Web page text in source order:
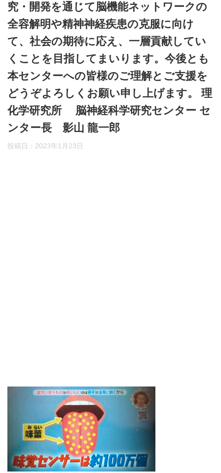
究・開発を通じて脳機能ネットワークの
全容解明や精神神経疾患の克服に向け
て、社会の期待に応え、一層貢献してい
くことを目指してまいります。今後とも
本センターへの皆様のご理解とご支援を
どうぞよろしくお願い申し上げます。 理
化学研究所 脳神経科学研究センター セ
ンター長 影山 龍一郎
投稿日： 2023年1月23日